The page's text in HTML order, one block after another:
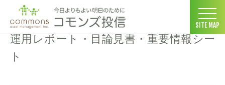
SITE MAP
コモンズ投信 ホーム >ザ・2020ビジョン 運用レポート・目論見
運用レポート・目論見書・重要情報シー
ト